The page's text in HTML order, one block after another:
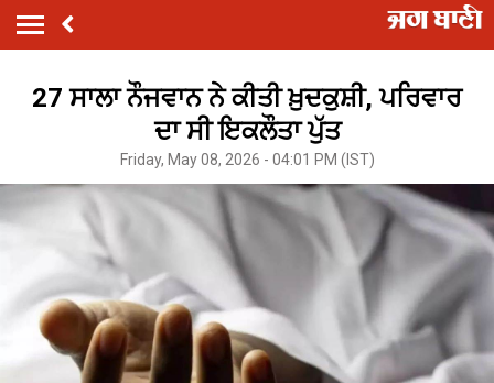
27 ਸਾਲਾ ਨੌਜਵਾਨ ਨੇ ਕੀਤੀ ਖ਼ੁਦਕੁਸ਼ੀ, ਪਰਿਵਾਰ
ਦਾ ਸੀ ਇਕਲੌਤਾ ਪੁੱਤ
Friday, May 08, 2026 - 04:01 PM (IST)